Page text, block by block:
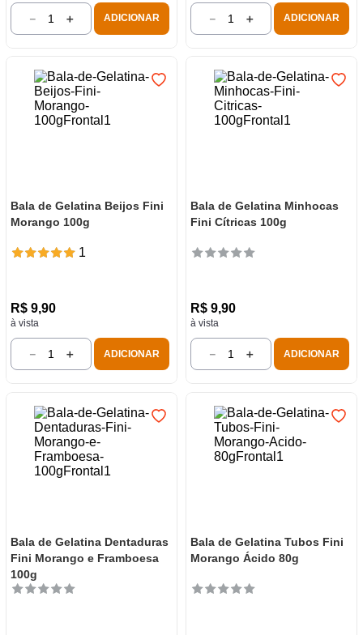
＋
－ ADICIONAR ＋
－ ADICIONAR
Bala de Gelatina Beijos Fini
Morango 100g
1
R$ 9,90
à vista
＋
－ ADICIONAR
Bala de Gelatina Minhocas
Fini Cítricas 100g
R$ 9,90
à vista
＋
－ ADICIONAR
Bala de Gelatina Dentaduras
Fini Morango e Framboesa
100g
Bala de Gelatina Tubos Fini
Morango Ácido 80g